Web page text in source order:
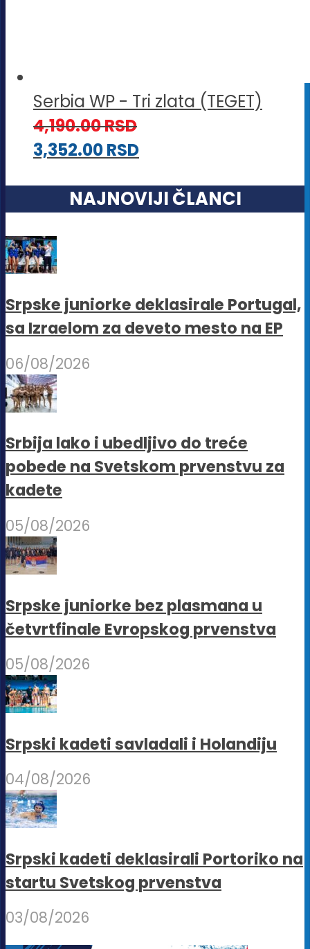
Serbia WP - Tri zlata (TEGET)
4,190.00RSD
3,352.00RSD
NAJNOVIJI ČLANCI
Srpske juniorke deklasirale Portugal,
sa Izraelom za deveto mesto na EP
06/08/2026
Srbija lako i ubedljivo do treće
pobede na Svetskom prvenstvu za
kadete
05/08/2026
Srpske juniorke bez plasmana u
četvrtfinale Evropskog prvenstva
05/08/2026
Srpski kadeti savladali i Holandiju
04/08/2026
Srpski kadeti deklasirali Portoriko na
startu Svetskog prvenstva
03/08/2026